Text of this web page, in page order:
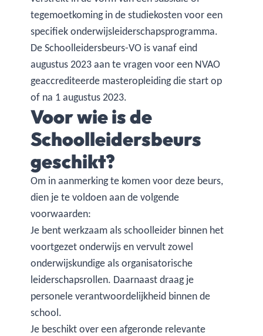
tegemoetkoming in de studiekosten voor een
specifiek onderwijsleiderschapsprogramma.
De Schoolleidersbeurs-VO is vanaf eind
augustus 2023 aan te vragen voor een NVAO
geaccrediteerde masteropleiding die start op
of na 1 augustus 2023.
Voor wie is de
Schoolleidersbeurs
geschikt?
Om in aanmerking te komen voor deze beurs,
dien je te voldoen aan de volgende
voorwaarden:
Je bent werkzaam als schoolleider binnen het
voortgezet onderwijs en vervult zowel
onderwijskundige als organisatorische
leiderschapsrollen. Daarnaast draag je
personele verantwoordelijkheid binnen de
school.
Je beschikt over een afgeronde relevante